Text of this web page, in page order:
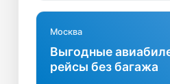
Москва
Выгодные
рейсы без багажа